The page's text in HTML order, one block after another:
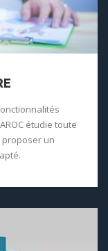
étudie toute
un